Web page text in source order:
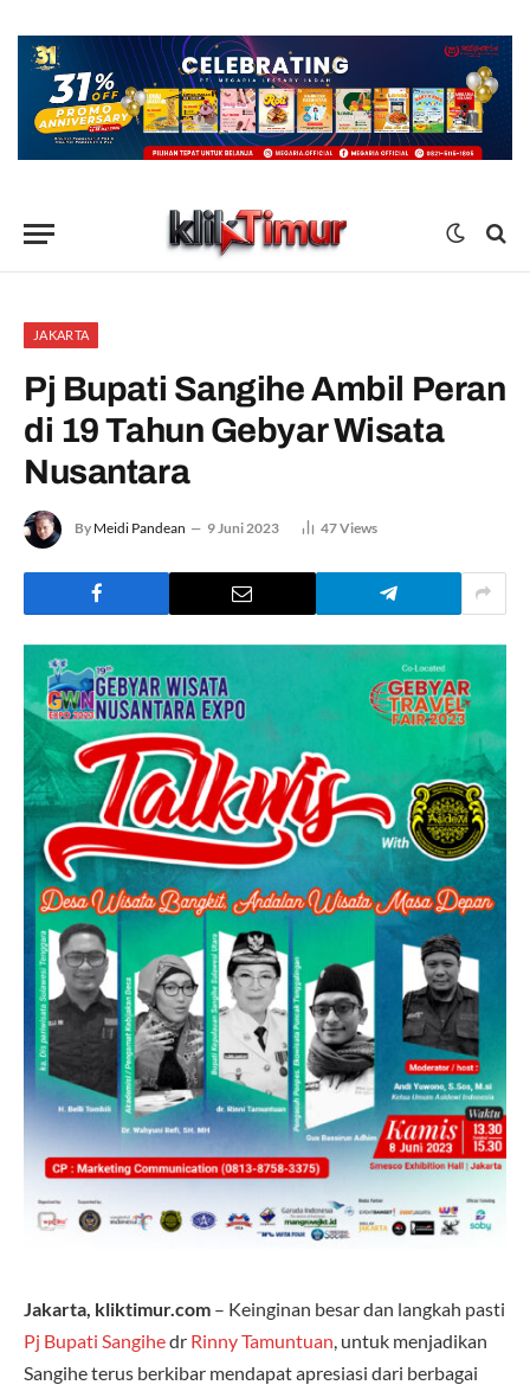
JAKARTA
Pj Bupati Sangihe Ambil Peran
di 19 Tahun Gebyar Wisata
Nusantara
By Meidi Pandean 9 Juni 2023 47Views
Jakarta, kliktimur.com – Keinginan besar dan langkah pasti
Pj Bupati Sangihedr Rinny Tamuntuan, untuk menjadikan
Sangihe terus berkibar mendapat apresiasi dari berbagai